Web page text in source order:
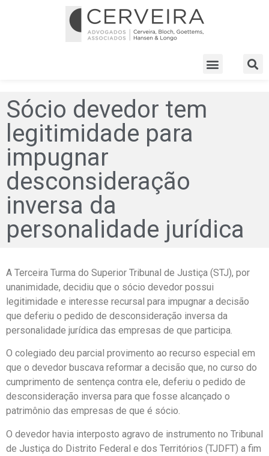
Sócio devedor tem
legitimidade para
impugnar
desconsideração
inversa da
personalidade jurídica
A Terceira Turma do Superior Tribunal de Justiça (STJ), por
unanimidade, decidiu que o sócio devedor possui
legitimidade e interesse recursal para impugnar a decisão
que deferiu o pedido de desconsideração inversa da
personalidade jurídica das empresas de que participa.
O colegiado deu parcial provimento ao recurso especial em
que o devedor buscava reformar a decisão que, no curso do
cumprimento de sentença contra ele, deferiu o pedido de
desconsideração inversa para que fosse alcançado o
patrimônio das empresas de que é sócio.
O devedor havia interposto agravo de instrumento no Tribunal
de Justiça do Distrito Federal e dos Territórios (TJDFT) a fim